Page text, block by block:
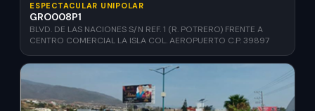
ESPECTACULAR UNIPOLAR
GRO008P1
BLVD. DE LAS NACIONES S/N REF. 1 (R. POTRERO) FRENTE A
CENTRO COMERCIAL LA ISLA COL. AEROPUERTO C.P. 39897